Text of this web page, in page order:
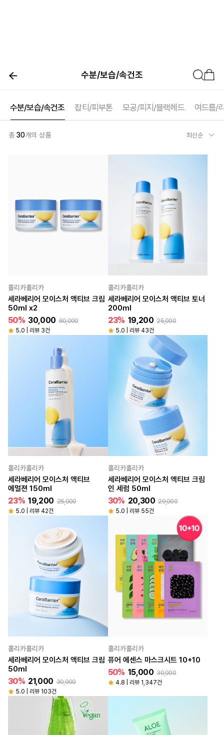
수분/보습/속건조
수분/보습/속건조 잡티/피부톤 모공/피지/블랙헤드 여드름/
총 30개의 상품
홀리카홀리카
세라베리어 모이스처 액티브 크림
50ml x2
50% 30,000 60,000
5.0 | 리뷰 3건
홀리카홀리카
세라베리어 모이스처 액티브 토너
200ml
23% 19,200 25,000
5.0 | 리뷰 43건
홀리카홀리카
세라베리어 모이스처 액티브
에멀젼 150ml
23% 19,200 25,000
5.0 | 리뷰 42건
홀리카홀리카
세라베리어 모이스처 액티브 크림
인 세럼 50ml
30% 20,300 29,000
5.0 | 리뷰 55건
홀리카홀리카
세라베리어 모이스처 액티브 크림
50ml
30% 21,000 30,000
5.0 | 리뷰 103건
홀리카홀리카
퓨어 에센스 마스크시트 10+10
50% 15,000 30,000
4.8 | 리뷰 1,347건